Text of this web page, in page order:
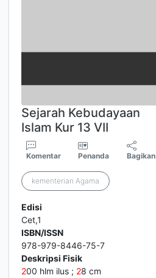
Sejarah Kebudayaan
Islam Kur 13 VII
Komentar Penanda Bagikan
kementerian Agama
Edisi
Cet,1
ISBN/ISSN
978-979-8446-75-7
Deskripsi Fisik
200 hlm ilus ; 28 cm